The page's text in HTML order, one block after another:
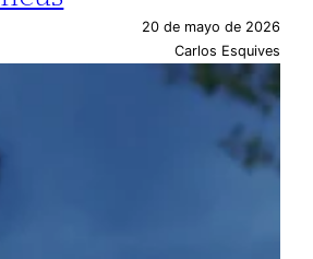
20 de mayo de 2026
Carlos Esquives